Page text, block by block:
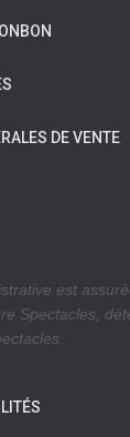
DE VENTE
est
Spectacles,